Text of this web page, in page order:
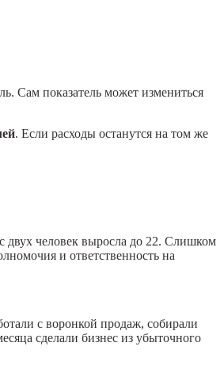
Сам показатель может измениться
. Если расходы останутся на том же
двух человек выросла до 22. Слишком
и ответственность на
с воронкой продаж, собирали
сделали бизнес из убыточного